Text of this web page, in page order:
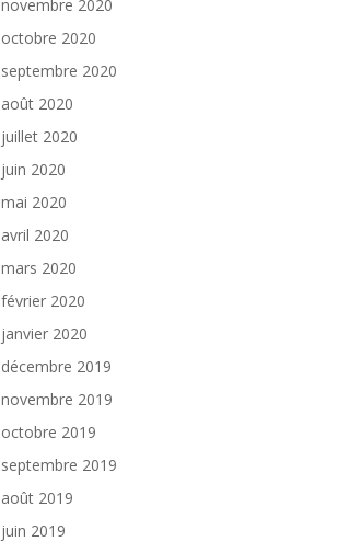
novembre 2020
octobre 2020
septembre 2020
août 2020
juillet 2020
juin 2020
mai 2020
avril 2020
mars 2020
février 2020
janvier 2020
décembre 2019
novembre 2019
octobre 2019
septembre 2019
août 2019
juin 2019